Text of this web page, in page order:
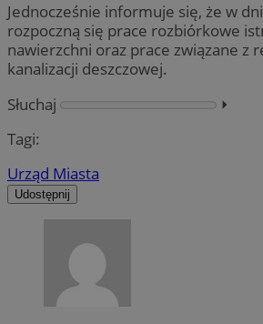
Jednocześnie informuje się, że w
rozpoczną się prace rozbiórkowe
nawierzchni oraz prace związane z
kanalizacji deszczowej.
Słuchaj
⏵︎
Tagi:
Urząd Miasta
Udostępnij